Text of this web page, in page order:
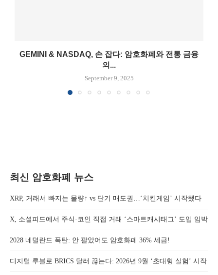
GEMINI & NASDAQ, 손 잡다: 암호화폐와 전통 금융
의...
September 9, 2025
최신 암호화폐 뉴스
XRP, 거래서 빠지는 물량↑ vs 단기 매도권…‘치킨게임’ 시작됐다
X, 소셜피드에서 주식·코인 직접 거래 ‘스마트캐시태그’ 도입 임박
2028 네덜란드 폭탄: 안 팔았어도 암호화폐 36% 세금!
디지털 루블로 BRICS 달러 끊는다: 2026년 9월 ‘초대형 실험’ 시작